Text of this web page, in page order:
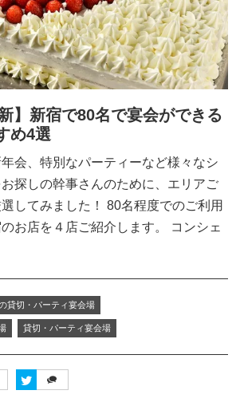
】新宿で80名で宴会ができる
め4選
会、特別なパーティーなど様々なシ
探しの幹事さんのために、エリアご
してみました！ 80名程度でのご利用
お店を４店ご紹介します。 コンシェ
貸切・パーティ宴会場
貸切・パーティ宴会場